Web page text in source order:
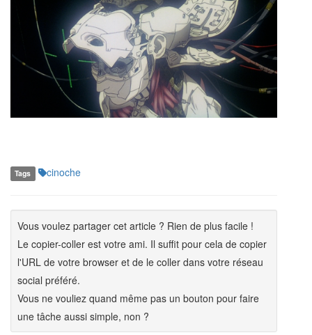
Tags cinoche
Vous voulez partager cet article ? Rien de plus facile !
Le copier-coller est votre ami. Il suffit pour cela de copier
l'URL de votre browser et de le coller dans votre réseau
social préféré.
Vous ne vouliez quand même pas un bouton pour faire
une tâche aussi simple, non ?